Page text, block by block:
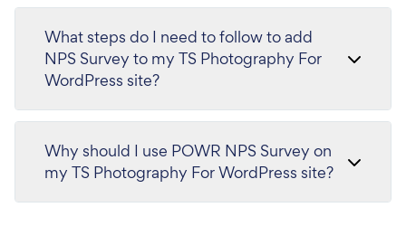
What steps do I need to follow to add
NPS Survey to my TS Photography For
WordPress site?
Why should I use POWR NPS Survey on
my TS Photography For WordPress site?